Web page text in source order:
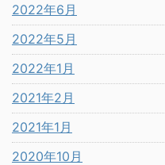
2022年6月
2022年5月
2022年1月
2021年2月
2021年1月
2020年10月